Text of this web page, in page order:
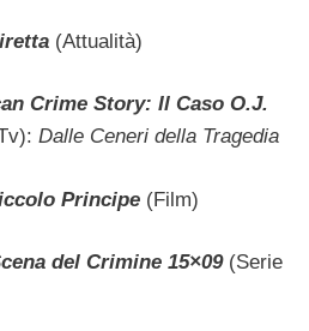
(Attualità)
Crime Story: Il Caso O.J.
Dalle Ceneri della Tragedia
Principe (Film)
del Crimine 15×09(Serie